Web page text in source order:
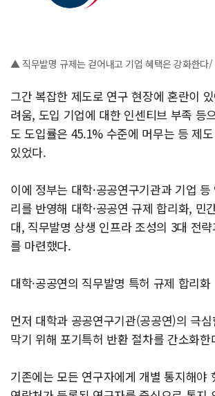
▲ 직무발명 규제는 걷어내고 기업 혜택은 강화한다/
그간 복잡한 제도로 연구 현장에 혼란이
려움, 도입 기업에 대한 인센티브 부족 등
도 도입률은 45.1% 수준에 머무는 등 제
있었다.
이에 정부는 대학·공공연구기관과 기업
리를 반영해 대학·공공연 규제 합리화, 민
대, 직무발명 상생 인프라 조성의 3대 전
를 마련했다.
대학·공공연의 직무발명 특허 규제 합리화
먼저 대학과 공공연구기관(공공연)의 극
막기 위해 포기특허 반환 절차를 간소화한
기존에는 모든 연구자에게 개별 통지해야